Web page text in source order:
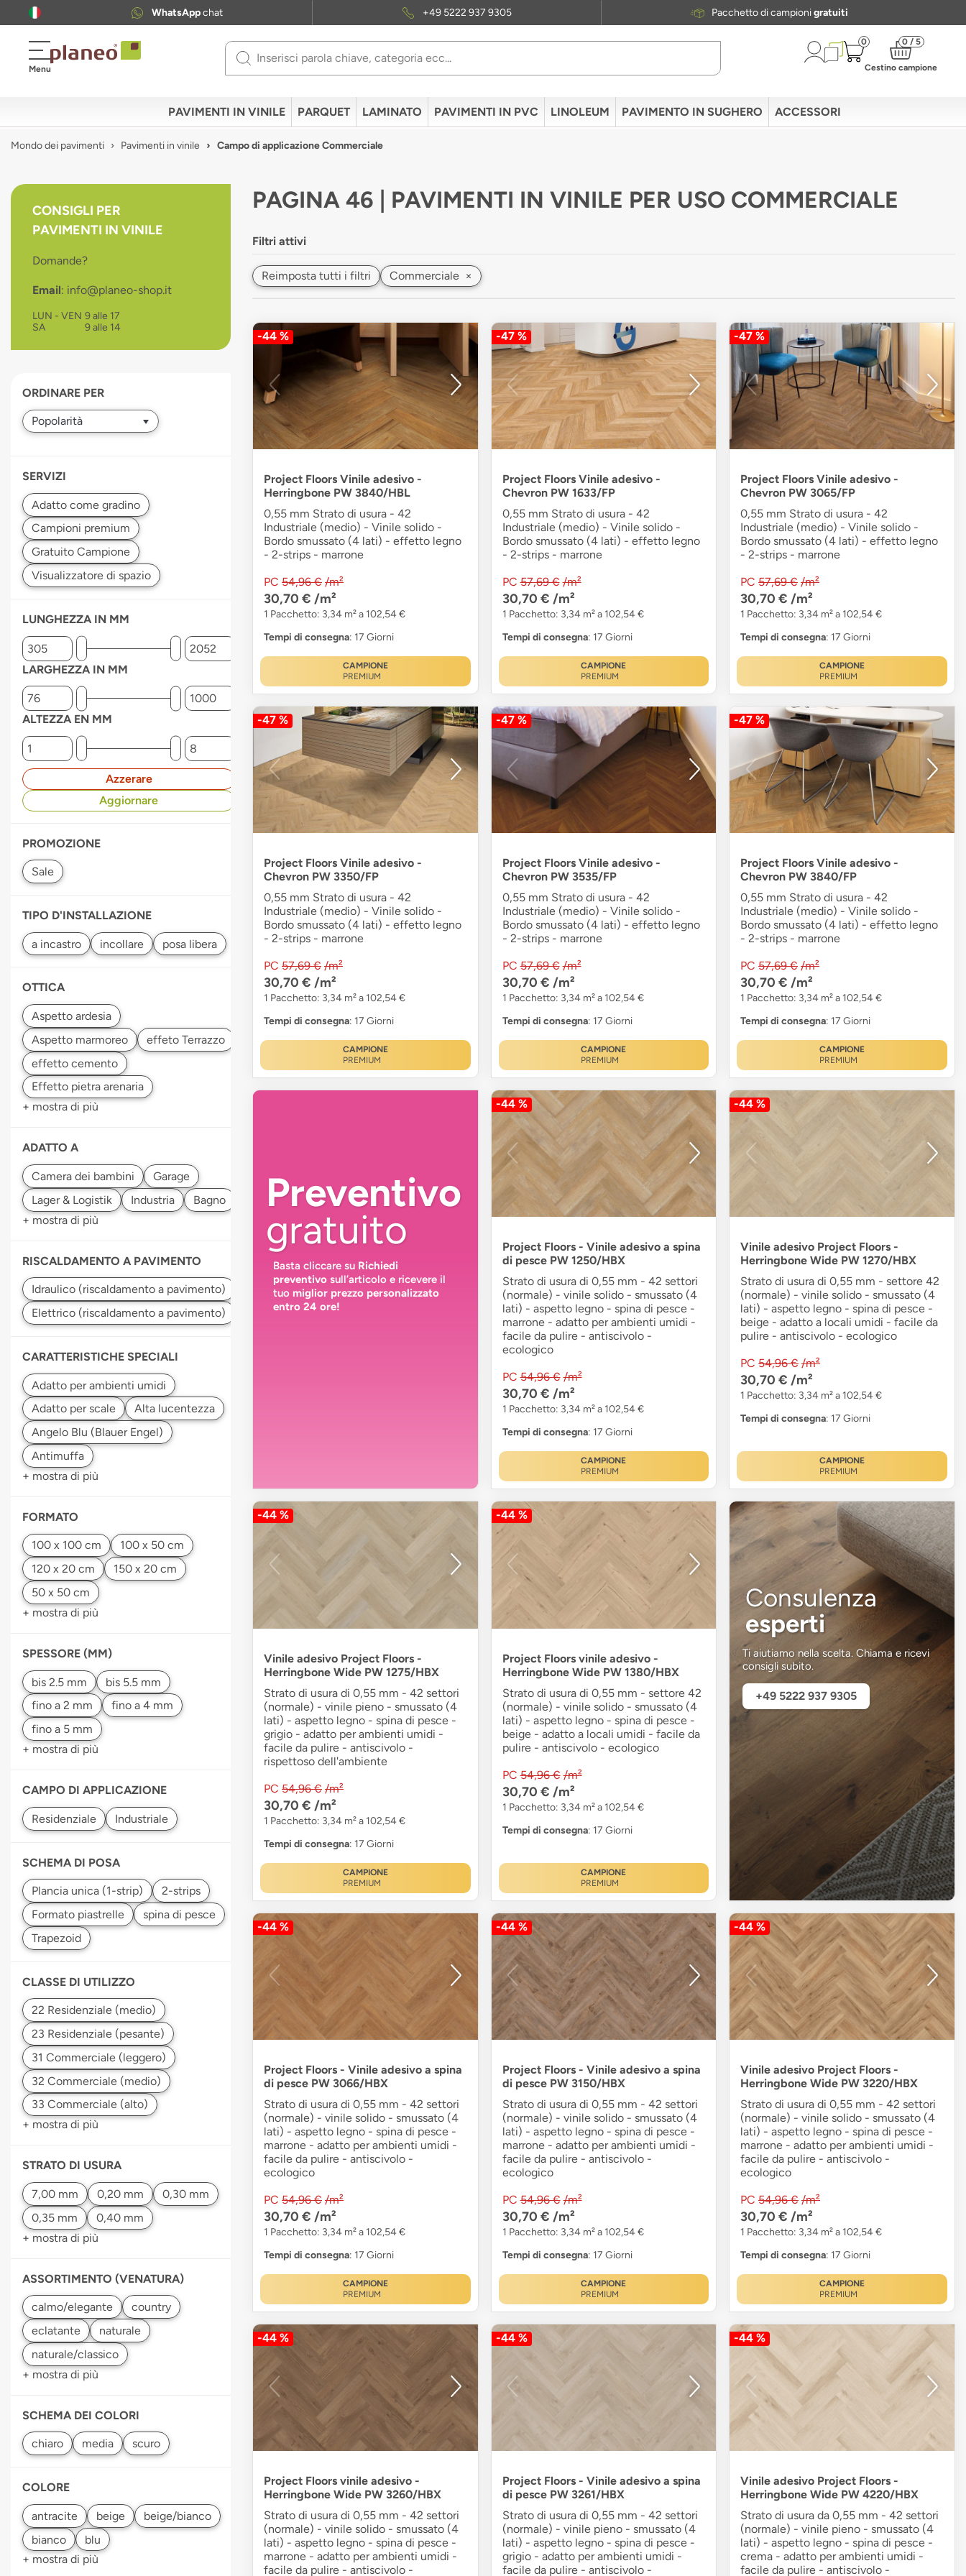
WhatsAppchat +49 5222 937 9305 Pacchetto di campionigratuiti
Menu
Use
down
arrows
Press
selected
search
Touch
devices
touch
swipe
gestures.
0 0 / 5
Cestino campione
PAVIMENTI IN VINILE PARQUET LAMINATO PAVIMENTI IN PVC LINOLEUM PAVIMENTO IN SUGHERO ACCESSORI
Mondo dei pavimenti Pavimenti in vinile Campo di applicazione Commerciale
CONSIGLI PER
PAVIMENTI IN VINILE
Domande?
Email: info@planeo-shop.it
LUN - VEN 9 alle 17
SA
9 alle 14
ORDINARE PER
SERVIZI
LUNGHEZZA IN MM
LARGHEZZA IN MM
ALTEZZA EN MM
Azzerare
Aggiornare
PROMOZIONE
TIPO D'INSTALLAZIONE
OTTICA
+ mostra di più
ADATTO A
+ mostra di più
RISCALDAMENTO A PAVIMENTO
CARATTERISTICHE SPECIALI
+ mostra di più
FORMATO
+ mostra di più
SPESSORE (MM)
+ mostra di più
CAMPO DI APPLICAZIONE
SCHEMA DI POSA
CLASSE DI UTILIZZO
+ mostra di più
STRATO DI USURA
+ mostra di più
ASSORTIMENTO (VENATURA)
+ mostra di più
SCHEMA DEI COLORI
COLORE
+ mostra di più
PAGINA 46 | PAVIMENTI IN VINILE PER USO COMMERCIALE
Filtri attivi
Reimposta tutti i filtri Commerciale ×
-44 %
Project Floors Vinile adesivo -
Herringbone PW 3840/HBL
0,55 mm Strato di usura - 42
Industriale (medio) - Vinile solido -
Bordo smussato (4 lati) - effetto legno
- 2-strips - marrone
PC 54,96 € /m²
30,70 € /m²
1 Pacchetto: 3,34 m² a 102,54 €
Tempi di consegna: 17 Giorni
CAMPIONE
PREMIUM
-47 %
Project Floors Vinile adesivo -
Chevron PW 1633/FP
0,55 mm Strato di usura - 42
Industriale (medio) - Vinile solido -
Bordo smussato (4 lati) - effetto legno
- 2-strips - marrone
PC 57,69 € /m²
30,70 € /m²
1 Pacchetto: 3,34 m² a 102,54 €
Tempi di consegna: 17 Giorni
CAMPIONE
PREMIUM
-47 %
Project Floors Vinile adesivo -
Chevron PW 3065/FP
0,55 mm Strato di usura - 42
Industriale (medio) - Vinile solido -
Bordo smussato (4 lati) - effetto legno
- 2-strips - marrone
PC 57,69 € /m²
30,70 € /m²
1 Pacchetto: 3,34 m² a 102,54 €
Tempi di consegna: 17 Giorni
CAMPIONE
PREMIUM
-47 %
Project Floors Vinile adesivo -
Chevron PW 3350/FP
0,55 mm Strato di usura - 42
Industriale (medio) - Vinile solido -
Bordo smussato (4 lati) - effetto legno
- 2-strips - marrone
PC 57,69 € /m²
30,70 € /m²
1 Pacchetto: 3,34 m² a 102,54 €
Tempi di consegna: 17 Giorni
CAMPIONE
PREMIUM
-47 %
Project Floors Vinile adesivo -
Chevron PW 3535/FP
0,55 mm Strato di usura - 42
Industriale (medio) - Vinile solido -
Bordo smussato (4 lati) - effetto legno
- 2-strips - marrone
PC 57,69 € /m²
30,70 € /m²
1 Pacchetto: 3,34 m² a 102,54 €
Tempi di consegna: 17 Giorni
CAMPIONE
PREMIUM
-47 %
Project Floors Vinile adesivo -
Chevron PW 3840/FP
0,55 mm Strato di usura - 42
Industriale (medio) - Vinile solido -
Bordo smussato (4 lati) - effetto legno
- 2-strips - marrone
PC 57,69 € /m²
30,70 € /m²
1 Pacchetto: 3,34 m² a 102,54 €
Tempi di consegna: 17 Giorni
CAMPIONE
PREMIUM
Preventivo
gratuito
Basta cliccare su Richiedi
preventivo sull’articolo e ricevere il
tuomiglior prezzo personalizzato
entro 24 ore!
-44 %
Project Floors - Vinile adesivo a spina
di pesce PW 1250/HBX
Strato di usura di 0,55 mm - 42 settori
(normale) - vinile solido - smussato (4
lati) - aspetto legno - spina di pesce -
marrone - adatto per ambienti umidi -
facile da pulire - antiscivolo -
ecologico
PC 54,96 € /m²
30,70 € /m²
1 Pacchetto: 3,34 m² a 102,54 €
Tempi di consegna: 17 Giorni
CAMPIONE
PREMIUM
-44 %
Vinile adesivo Project Floors -
Herringbone Wide PW 1270/HBX
Strato di usura di 0,55 mm - settore 42
(normale) - vinile solido - smussato (4
lati) - aspetto legno - spina di pesce -
beige - adatto a locali umidi - facile da
pulire - antiscivolo - ecologico
PC 54,96 € /m²
30,70 € /m²
1 Pacchetto: 3,34 m² a 102,54 €
Tempi di consegna: 17 Giorni
CAMPIONE
PREMIUM
-44 %
Vinile adesivo Project Floors -
Herringbone Wide PW 1275/HBX
Strato di usura di 0,55 mm - 42 settori
(normale) - vinile pieno - smussato (4
lati) - aspetto legno - spina di pesce -
grigio - adatto per ambienti umidi -
facile da pulire - antiscivolo -
rispettoso dell'ambiente
PC 54,96 € /m²
30,70 € /m²
1 Pacchetto: 3,34 m² a 102,54 €
Tempi di consegna: 17 Giorni
CAMPIONE
PREMIUM
-44 %
Project Floors vinile adesivo -
Herringbone Wide PW 1380/HBX
Strato di usura di 0,55 mm - settore 42
(normale) - vinile solido - smussato (4
lati) - aspetto legno - spina di pesce -
beige - adatto a locali umidi - facile da
pulire - antiscivolo - ecologico
PC 54,96 € /m²
30,70 € /m²
1 Pacchetto: 3,34 m² a 102,54 €
Tempi di consegna: 17 Giorni
CAMPIONE
PREMIUM
Consulenza
esperti
Ti aiutiamo nella scelta. Chiama e ricevi
consigli subito.
+49 5222 937 9305
-44 %
Project Floors - Vinile adesivo a spina
di pesce PW 3066/HBX
Strato di usura di 0,55 mm - 42 settori
(normale) - vinile solido - smussato (4
lati) - aspetto legno - spina di pesce -
marrone - adatto per ambienti umidi -
facile da pulire - antiscivolo -
ecologico
PC 54,96 € /m²
30,70 € /m²
1 Pacchetto: 3,34 m² a 102,54 €
Tempi di consegna: 17 Giorni
CAMPIONE
PREMIUM
-44 %
Project Floors - Vinile adesivo a spina
di pesce PW 3150/HBX
Strato di usura di 0,55 mm - 42 settori
(normale) - vinile solido - smussato (4
lati) - aspetto legno - spina di pesce -
marrone - adatto per ambienti umidi -
facile da pulire - antiscivolo -
ecologico
PC 54,96 € /m²
30,70 € /m²
1 Pacchetto: 3,34 m² a 102,54 €
Tempi di consegna: 17 Giorni
CAMPIONE
PREMIUM
-44 %
Vinile adesivo Project Floors -
Herringbone Wide PW 3220/HBX
Strato di usura di 0,55 mm - 42 settori
(normale) - vinile solido - smussato (4
lati) - aspetto legno - spina di pesce -
marrone - adatto per ambienti umidi -
facile da pulire - antiscivolo -
ecologico
PC 54,96 € /m²
30,70 € /m²
1 Pacchetto: 3,34 m² a 102,54 €
Tempi di consegna: 17 Giorni
CAMPIONE
PREMIUM
-44 %
Project Floors vinile adesivo -
Herringbone Wide PW 3260/HBX
Strato di usura di 0,55 mm - 42 settori
(normale) - vinile solido - smussato (4
lati) - aspetto legno - spina di pesce -
marrone - adatto per ambienti umidi -
facile da pulire - antiscivolo -
-44 %
Project Floors - Vinile adesivo a spina
di pesce PW 3261/HBX
Strato di usura di 0,55 mm - 42 settori
(normale) - vinile pieno - smussato (4
lati) - aspetto legno - spina di pesce -
grigio - adatto per ambienti umidi -
facile da pulire - antiscivolo -
-44 %
Vinile adesivo Project Floors -
Herringbone Wide PW 4220/HBX
Strato di usura da 0,55 mm - 42 settori
(normale) - vinile pieno - smussato (4
lati) - aspetto legno - spina di pesce -
crema - adatto per ambienti umidi -
facile da pulire - antiscivolo -